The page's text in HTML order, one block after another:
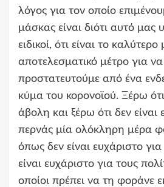
λόγος για τον οποίο
μάσκας είναι διότι αυτό μας
ειδικοί, ότι είναι το
αποτελεσματικό μέτρο για
προστατευτούμε από ένα
κύμα του κορονοϊού. Ξέρω
άβολη και ξέρω ότι δεν είναι
περνάς μία ολόκληρη μέρα
όπως δεν είναι ευχάριστο
είναι ευχάριστο για τους
οποίοι πρέπει να τη φοράνε